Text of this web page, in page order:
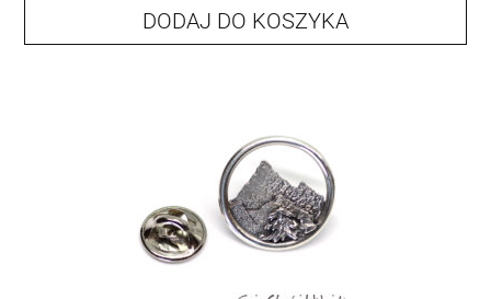
DODAJ DO KOSZYKA